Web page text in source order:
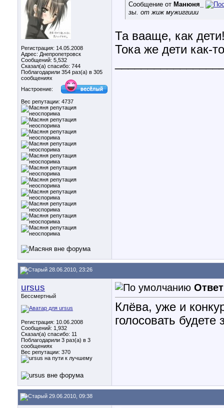
Регистрация: 14.05.2008
Адрес: Днепропетровск
Сообщений: 5,532
Сказал(а) спасибо: 744
Поблагодарили 354 раз(а) в 305
сообщениях
Настроение:
Вес репутации: 4737
Сообщение от Манюня_
зы. от жиж мужиггиии
Та вааще, как
Тока же дети как-
28.06.2010, 23:26
ursus
Бессмертный
Регистрация: 10.06.2008
Сообщений: 1,932
Сказал(а) спасибо: 11
Поблагодарили 3 раз(а) в 3
сообщениях
Вес репутации: 370
Клёва, уже и
голосовать будете
29.06.2010, 09:38